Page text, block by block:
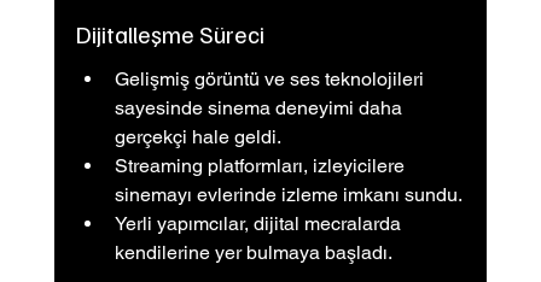
Dijitalleşme Süreci
Gelişmiş görüntü ve ses teknolojileri
sayesinde sinema deneyimi daha
gerçekçi hale geldi.
Streaming platformları, izleyicilere
sinemayı evlerinde izleme imkanı sundu.
Yerli yapımcılar, dijital mecralarda
kendilerine yer bulmaya başladı.